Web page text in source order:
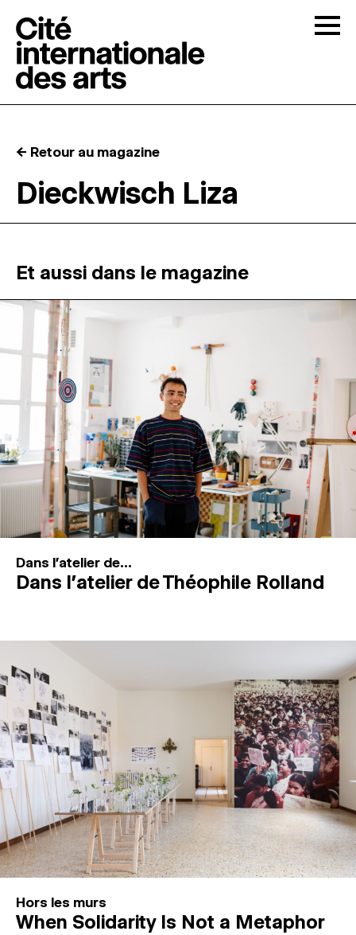
RÉSIDENCES ↓
ATELIERS OUVERTS
PROGRAMMATION
MAGAZINE
ESPACES DE PRATIQUE ARTISTIQUE ↓
Recherche
Connexion
← Retour au magazine
Dieckwisch Liza
Et aussi dans le magazine
Dans l'atelier de...
Dans l’atelier de Théophile Rolland
Hors les murs
When Solidarity Is Not a Metaphor